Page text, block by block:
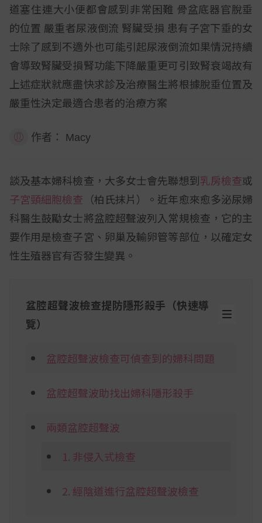
道塞住連大小便都會感到非常困難 骨盆底器官脫垂
的位置 嚴重者尿液倒流 腎臟受損 患有子宮下垂的女
士除了感到不適外也可能引起尿液倒流如果情況持續
會導致腎臟受損腎功能下降嚴重更可引致腎衰竭故有
上述症狀就應盡快求診及治療醫生將根據脫垂位置及
嚴重性決定最適合患者的治療方案
作者： Macy
談及基本婦科檢查，大多女士會先聯想到乳房檢查或
子宮頸細胞檢查 （柏氏抹片）。近年愈來愈多泌尿婦
科醫生鼓勵女士將盆腔超聲波列入常規檢查，它的主
要作用是檢查子宮、卵巢及輸卵管等部位，以確定女
性生殖器官有否發生變異。
盆腔超聲波檢查提防隱形殺手（快速導
覽）
盆腔超聲波檢查可偵查到的婦科問題
盆腔超聲波助找出婦科隱形殺手
兩類盆腔超聲波
1. 非侵入式檢查
2. 經陰道進行盆腔超聲波檢查